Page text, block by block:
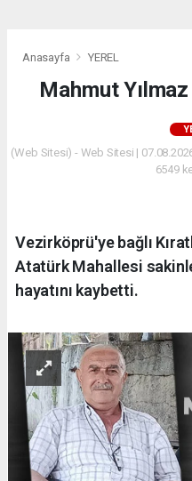
Anasayfa YEREL
Mahmut
(Web Sitesi) - Web Sitesi |
6549
Vezirköprü'ye bağlı
Atatürk Mahallesi
hayatını kaybetti.